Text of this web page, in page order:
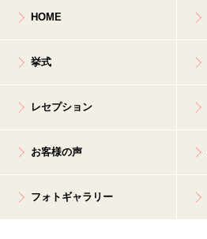
HOME
挙式
レセプション
お客様の声
フォトギャラリー